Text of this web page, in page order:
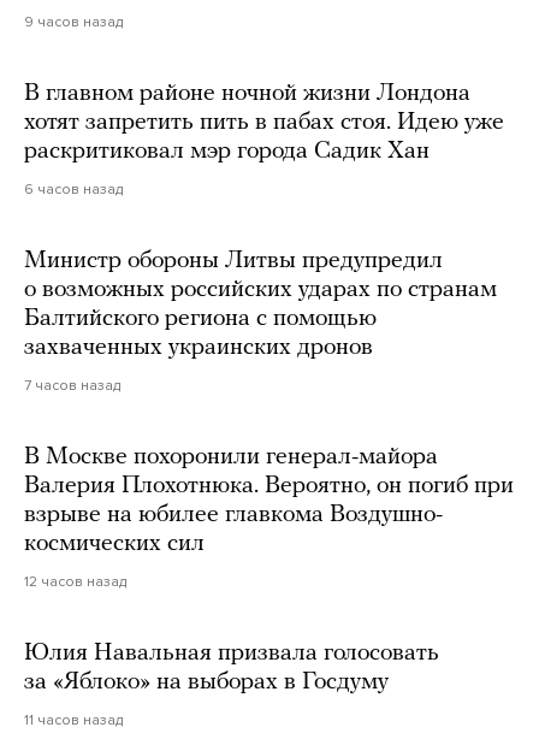
9 часов назад
В главном районе ночной жизни Лондона
хотят запретить пить в пабах стоя. Идею уже
раскритиковал мэр города Садик Хан
6 часов назад
Министр обороны Литвы предупредил
о возможных российских ударах по странам
Балтийского региона с помощью
захваченных украинских дронов
7 часов назад
В Москве похоронили генерал-майора
Валерия Плохотнюка. Вероятно, он погиб при
взрыве на юбилее главкома Воздушно-
космических сил
12 часов назад
Юлия Навальная призвала голосовать
за «Яблоко» на выборах в Госдуму
11 часов назад